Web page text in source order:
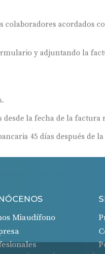
acordados
y adjuntando la
la fecha de la factura
45 días después de
Miaudífono